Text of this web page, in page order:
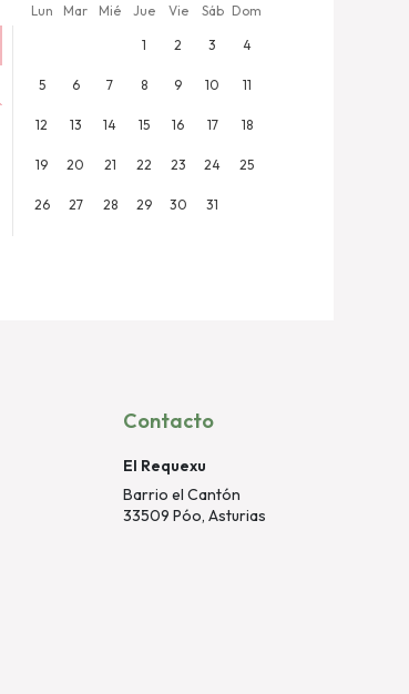
Lun Mar Mié Jue Vie Sáb Dom
1 2 3 4
5 6 7 8 9 10 11
12 13 14 15 16 17 18
19 20 21 22 23 24 25
26 27 28 29 30 31
Contacto
El Requexu
Barrio el Cantón
33509 Póo, Asturias